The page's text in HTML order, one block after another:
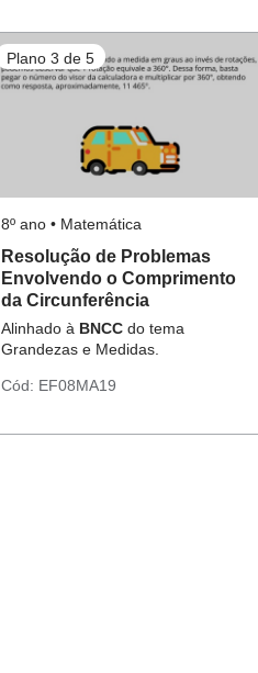
Plano 3 de 5
8º ano • Matemática
Resolução de Problemas
Envolvendo o Comprimento
da Circunferência
Alinhado à BNCC do tema
Grandezas e Medidas.
Cód: EF08MA19